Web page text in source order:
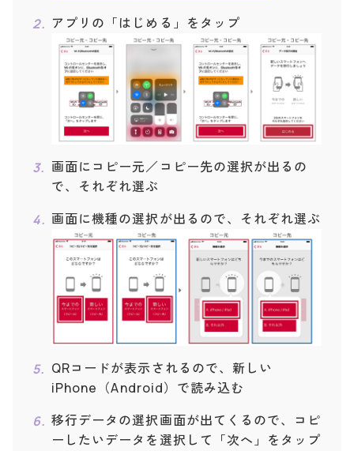
アプリの「はじめる」をタップ
画面にコピー元／コピー先の選択が出るの
で、それぞれ選ぶ
画面に機種の選択が出るので、それぞれ選ぶ
QRコードが表示されるので、新しい
iPhone（Android）で読み込む
移行データの選択画面が出てくるので、コピ
ーしたいデータを選択して「次へ」をタップ